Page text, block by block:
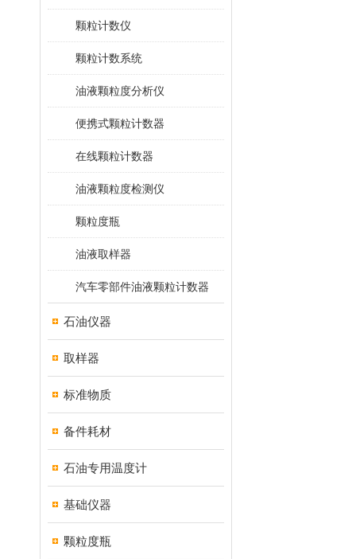
颗粒计数仪
颗粒计数系统
油液颗粒度分析仪
便携式颗粒计数器
在线颗粒计数器
油液颗粒度检测仪
颗粒度瓶
油液取样器
汽车零部件油液颗粒计数器
石油仪器
取样器
标准物质
备件耗材
石油专用温度计
基础仪器
颗粒度瓶